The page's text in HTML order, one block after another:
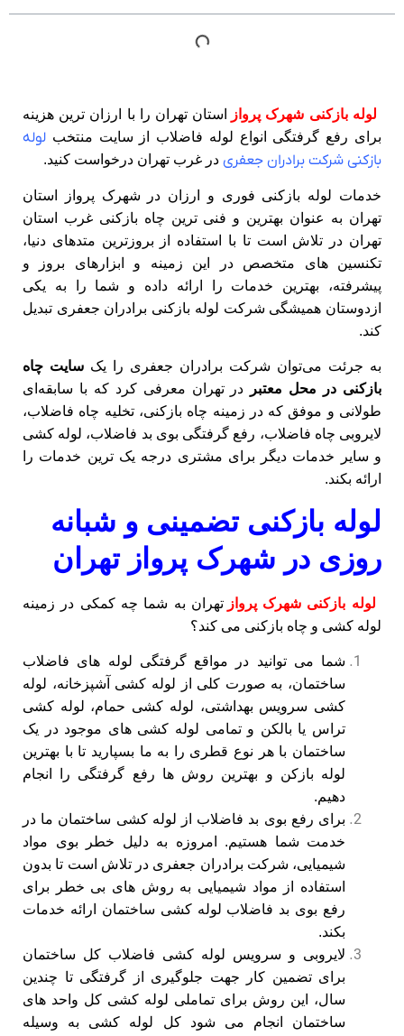
لوله بازکنی شهرک پروازاستان تهران را با ارزان ترین هزینه
برای رفع گرفتگی انواع لوله فاضلاب از سایت منتخبلوله
بازکنی شرکت برادران جعفری در غرب تهران درخواست کنید.
خدمات لوله بازکنی فوری و ارزان در شهرک پرواز استان
تهران به عنوان بهترین و فنی ترین چاه بازکنی غرب استان
تهران در تلاش است تا با استفاده از بروزترین متدهای دنیا،
تکنسین های متخصص در این زمینه و ابزارهای بروز و
پیشرفته، بهترین خدمات را ارائه داده و شما را به یکی
ازدوستان همیشگی شرکت لوله بازکنی برادران جعفری تبدیل
کند.
به جرئت می‌توان شرکت برادران جعفری را یکسایت چاه
بازکنی در محل معتبردر تهران معرفی کرد که با سابقه‌ای
طولانی و موفق که در زمینه چاه بازکنی، تخلیه چاه فاضلاب،
لایروبی چاه فاضلاب، رفع گرفتگی بوی بد فاضلاب، لوله کشی
و سایر خدمات دیگر برای مشتری درجه یک ترین خدمات را
ارائه بکند.
لوله بازکنی تضمینی و شبانه
روزی در شهرک پرواز تهران
لوله بازکنی شهرک پروازتهران به شما چه کمکی در زمینه
لوله کشی و چاه بازکنی می کند؟
شما می توانید در مواقع گرفتگی لوله های فاضلاب
ساختمان، به صورت کلی از لوله کشی آشپزخانه، لوله
کشی سرویس بهداشتی، لوله کشی حمام، لوله کشی
تراس یا بالکن و تمامی لوله کشی های موجود در یک
ساختمان با هر نوع قطری را به ما بسپارید تا با بهترین
لوله بازکن و بهترین روش ها رفع گرفتگی را انجام
دهیم.
برای رفع بوی بد فاضلاب از لوله کشی ساختمان ما در
خدمت شما هستیم. امروزه به دلیل خطر بوی مواد
شیمیایی، شرکت برادران جعفری در تلاش است تا بدون
استفاده از مواد شیمیایی به روش های بی خطر برای
رفع بوی بد فاضلاب لوله کشی ساختمان ارائه خدمات
بکند.
لایروبی و سرویس لوله کشی فاضلاب کل ساختمان
برای تضمین کار جهت جلوگیری از گرفتگی تا چندین
سال، این روش برای تماملی لوله کشی کل واحد های
ساختمان انجام می شود کل لوله کشی به وسیله